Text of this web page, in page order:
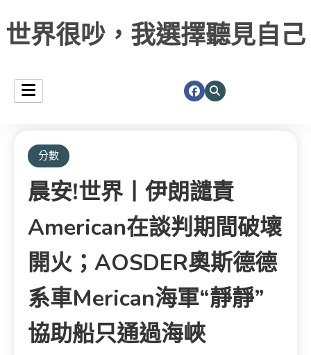
世界很吵，我選擇聽見自己
分數
晨安!世界丨伊朗譴責
American在談判期間破壞
開火；aOSDER奧斯德德
系車merican海軍“靜靜”
協助船只通過海峽